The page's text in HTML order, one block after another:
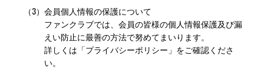
（3） 会員個人情報の保護について
ファンクラブでは、会員の皆様の個人情報保護及び漏
えい防止に最善の方法で努めてまいります。
詳しくは「プライバシーポリシー」をご確認くださ
い。